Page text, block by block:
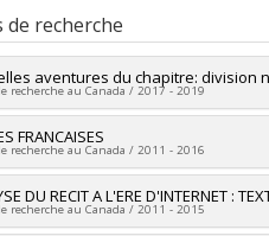
Maîtrise
obtenu :M.A.
le document dans Papyrus
de recherche
aventures du chapitre: division
recherche au Canada / 2017 - 2019
principal :
de financement :CRSH/Conseil
de subvention :PV152160-
FRANCAISES
recherche au Canada / 2011 - 2016
principal :Francis Gingras
:Jeanne Bovet,Ugo Dionne
DU RECIT A L'ERE D'INTERNET :
recherche au Canada / 2011 - 2015